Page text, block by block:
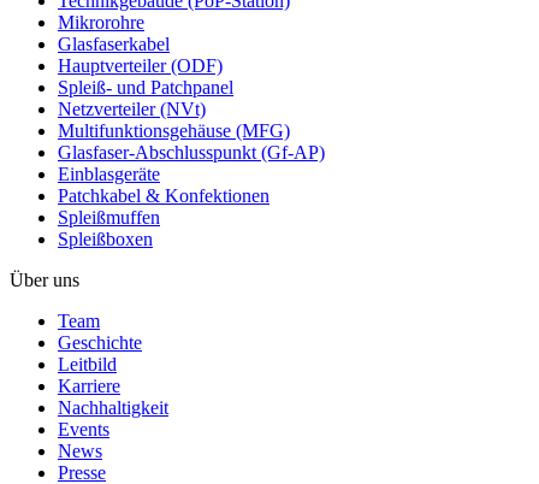
Mikrorohre
Glasfaserkabel
Hauptverteiler (ODF)
Spleiß- und Patchpanel
Netzverteiler (NVt)
Multifunktionsgehäuse (MFG)
Glasfaser-Abschlusspunkt (Gf-AP)
Einblasgeräte
Patchkabel & Konfektionen
Spleißmuffen
Spleißboxen
Über uns
Team
Geschichte
Leitbild
Karriere
Nachhaltigkeit
Events
News
Presse